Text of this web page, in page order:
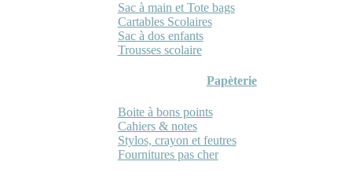
Sac à main et Tote bags
Cartables Scolaires
Sac à dos enfants
Trousses scolaire
Papèterie
Boite à bons points
Cahiers & notes
Stylos, crayon et feutres
Fournitures pas cher